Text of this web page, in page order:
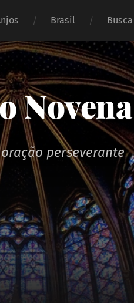
Brasil Busca
perseverante